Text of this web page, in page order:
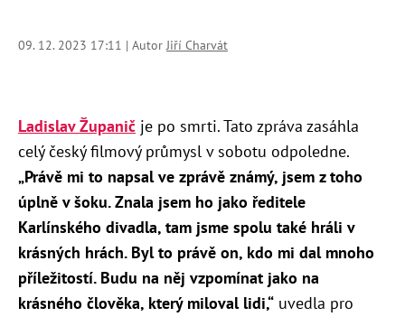
09. 12. 2023 17:11 | AutorJiří Charvát
Ladislav Županič je po smrti. Tato zpráva zasáhla
celý český filmový průmysl v sobotu odpoledne.
„Právě mi to napsal ve zprávě známý, jsem z toho
úplně v šoku. Znala jsem ho jako ředitele
Karlínského divadla, tam jsme spolu také hráli v
krásných hrách. Byl to právě on, kdo mi dal mnoho
příležitostí. Budu na něj vzpomínat jako na
krásného člověka, který miloval lidi,“ uvedla pro